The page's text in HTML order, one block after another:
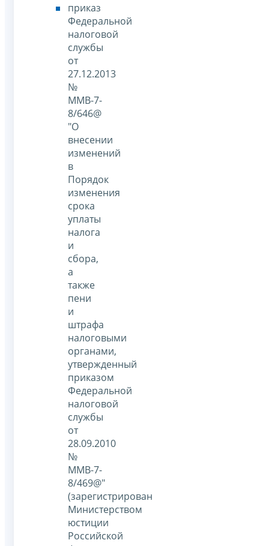
приказ
Федеральной
налоговой
службы
от
27.12.2013
№
ММВ-7-
8/646@
"О
внесении
изменений
в
Порядок
изменения
срока
уплаты
налога
и
сбора,
а
также
пени
и
штрафа
налоговыми
органами,
утвержденный
приказом
Федеральной
налоговой
службы
от
28.09.2010
№
ММВ-7-
8/469@"
(зарегистрирован
Министерством
юстиции
Российской